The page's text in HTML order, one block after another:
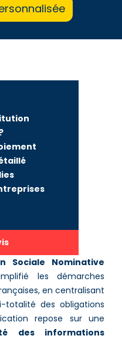
Sociale Nominative
les démarches
en centralisant
des obligations
repose sur une
des informations